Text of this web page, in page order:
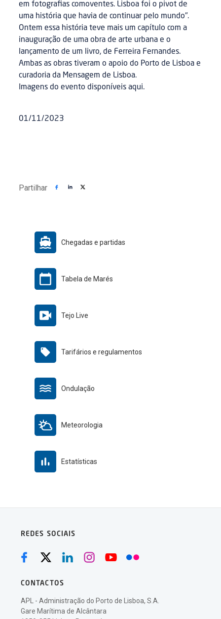
em fotografias comoventes. Lisboa foi o pivot de
uma história que havia de continuar pelo mundo".
Ontem essa história teve mais um capítulo com a
inauguração de uma obra de arte urbana e o
lançamento de um livro, de Ferreira Fernandes.
Ambas as obras tiveram o apoio do Porto de Lisboa e
curadoria da Mensagem de Lisboa.
Imagens do evento disponíveis aqui.
01/11/2023
Partilhar
Chegadas e partidas
Tabela de Marés
Tejo Live
Tarifários e regulamentos
Ondulação
Meteorologia
Estatísticas
REDES SOCIAIS
CONTACTOS
APL - Administração do Porto de Lisboa, S.A.
Gare Marítima de Alcântara